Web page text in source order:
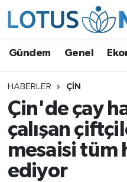
Gündem Genel
HABERLER ÇIN
Çin'de çay
çalışan
mesaisi tüm
ediyor
Ekonomi
Dünya
Politika
Kültür - Sanat ve